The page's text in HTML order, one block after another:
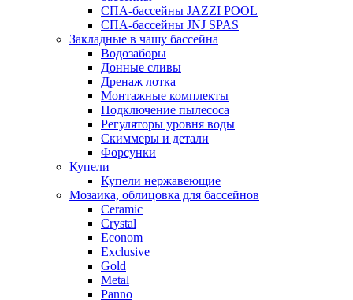
СПА-бассейны JAZZI POOL
СПА-бассейны JNJ SPAS
Закладные в чашу бассейна
Водозаборы
Донные сливы
Дренаж лотка
Монтажные комплекты
Подключение пылесоса
Регуляторы уровня воды
Скиммеры и детали
Форсунки
Купели
Купели нержавеющие
Мозаика, облицовка для бассейнов
Ceramic
Crystal
Econom
Exclusive
Gold
Metal
Panno